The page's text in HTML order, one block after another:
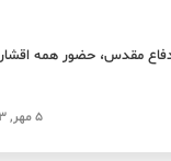
مقدس، حضور همه اقشار
5 مهر, 1403